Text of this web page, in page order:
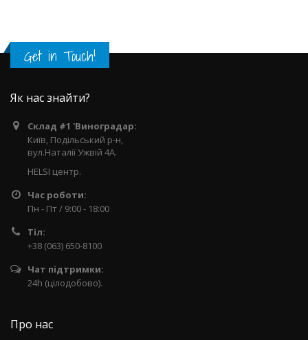
Get in Touch!
Як нас знайти?
Склад #1 'Виноградар:
Київ, Подільський р-н,
вул.Наталії Ужвій 4А.
HELSI центр.
Час роботи:
Пн - Пт / 9:00 - 18:00
Тіл:
+38 (063) 650-8100
Чат підтримки:
24h (цілодобово).
Про нас